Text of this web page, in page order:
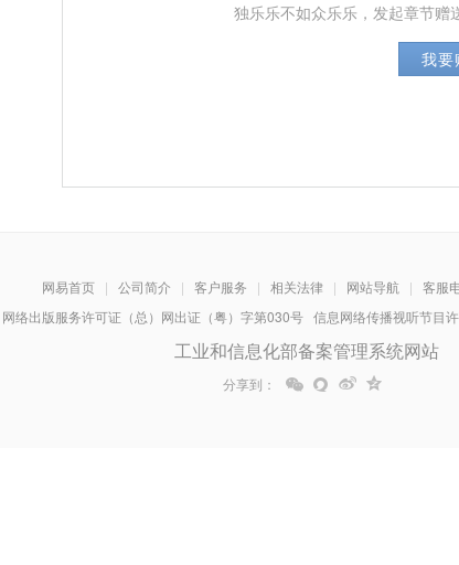
独乐乐不如众乐乐，发起章节赠
我要
网易首页 | 公司简介 | 客户服务 | 相关法律 | 网站导航 | 客服
网络出版服务许可证（总）网出证（粤）字第030号 信息网络传播视听节目
工业和信息化部备案管理系统网站
分享到：